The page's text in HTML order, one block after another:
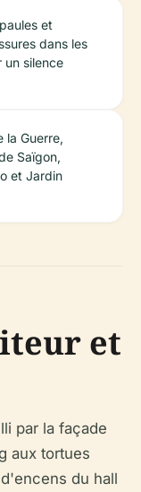
et
dans les
un silence
la Guerre,
Saïgon,
et Jardin
et
par la façade
aux tortues
du hall